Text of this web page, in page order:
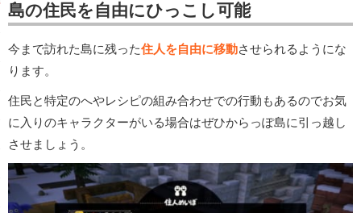
島の住民を自由にひっこし可能
今まで訪れた島に残った住人を自由に移動させられるようにな
ります。
住民と特定のへやレシピの組み合わせでの行動もあるのでお気
に入りのキャラクターがいる場合はぜひからっぽ島に引っ越し
させましょう。